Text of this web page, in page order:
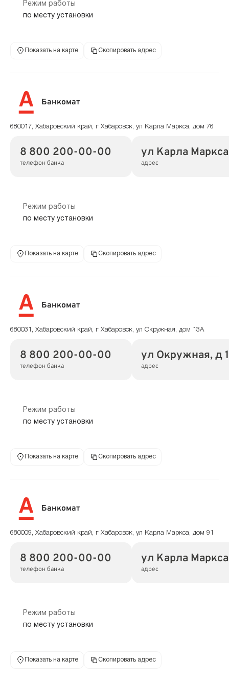
Режим работы
по месту установки
Показать на карте Скопировать адрес
Банкомат
680017, Хабаровский край, г Хабаровск, ул Карла Маркса, дом 76
8 800 200-00-00
телефон банка
ул Карла
адрес
Режим работы
по месту установки
Показать на карте Скопировать адрес
Банкомат
680031, Хабаровский край, г Хабаровск, ул Окружная, дом 13А
8 800 200-00-00
телефон банка
ул Окружная, д
адрес
Режим работы
по месту установки
Показать на карте Скопировать адрес
Банкомат
680009, Хабаровский край, г Хабаровск, ул Карла Маркса, дом 91
8 800 200-00-00
телефон банка
ул Карла
адрес
Режим работы
по месту установки
Показать на карте Скопировать адрес